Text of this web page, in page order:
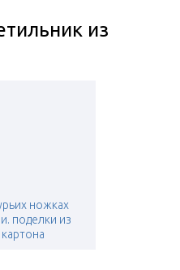
из
ножках
поделки из